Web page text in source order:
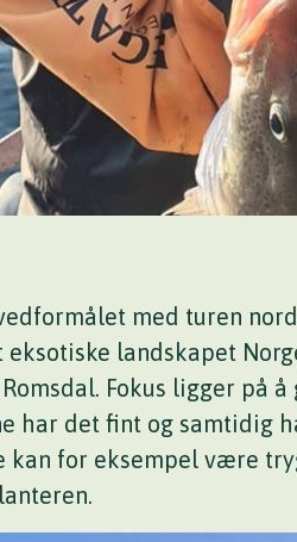
med turen
landskapet
Fokus ligger på
har det fint og samtidig
kan for eksempel være